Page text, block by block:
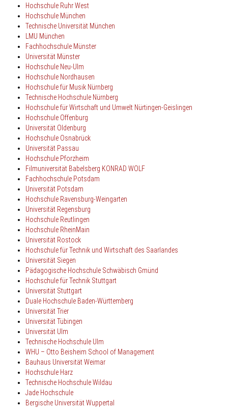
Hochschule Ruhr West
Hochschule München
Technische Universität München
LMU München
Fachhochschule Münster
Universität Münster
Hochschule Neu-Ulm
Hochschule Nordhausen
Hochschule für Musik Nürnberg
Technische Hochschule Nürnberg
Hochschule für Wirtschaft und Umwelt Nürtingen-Geislingen
Hochschule Offenburg
Universität Oldenburg
Hochschule Osnabrück
Universität Passau
Hochschule Pforzheim
Filmuniversität Babelsberg KONRAD WOLF
Fachhochschule Potsdam
Universität Potsdam
Hochschule Ravensburg-Weingarten
Universität Regensburg
Hochschule Reutlingen
Hochschule RheinMain
Universität Rostock
Hochschule für Technik und Wirtschaft des Saarlandes
Universität Siegen
Pädagogische Hochschule Schwäbisch Gmünd
Hochschule für Technik Stuttgart
Universität Stuttgart
Duale Hochschule Baden-Württemberg
UniversitätTrier
Universität Tübingen
Universität Ulm
Technische Hochschule Ulm
WHU – Otto Beisheim School of Management
Bauhaus Universität Weimar
Hochschule Harz
Technische Hochschule Wildau
Jade Hochschule
Bergische Universität Wuppertal